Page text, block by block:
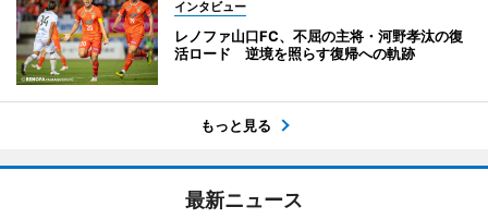
インタビュー
レノファ山口FC、不屈の主将・河野孝汰の復
活ロード 逆境を照らす復帰への軌跡
もっと見る
最新ニュース